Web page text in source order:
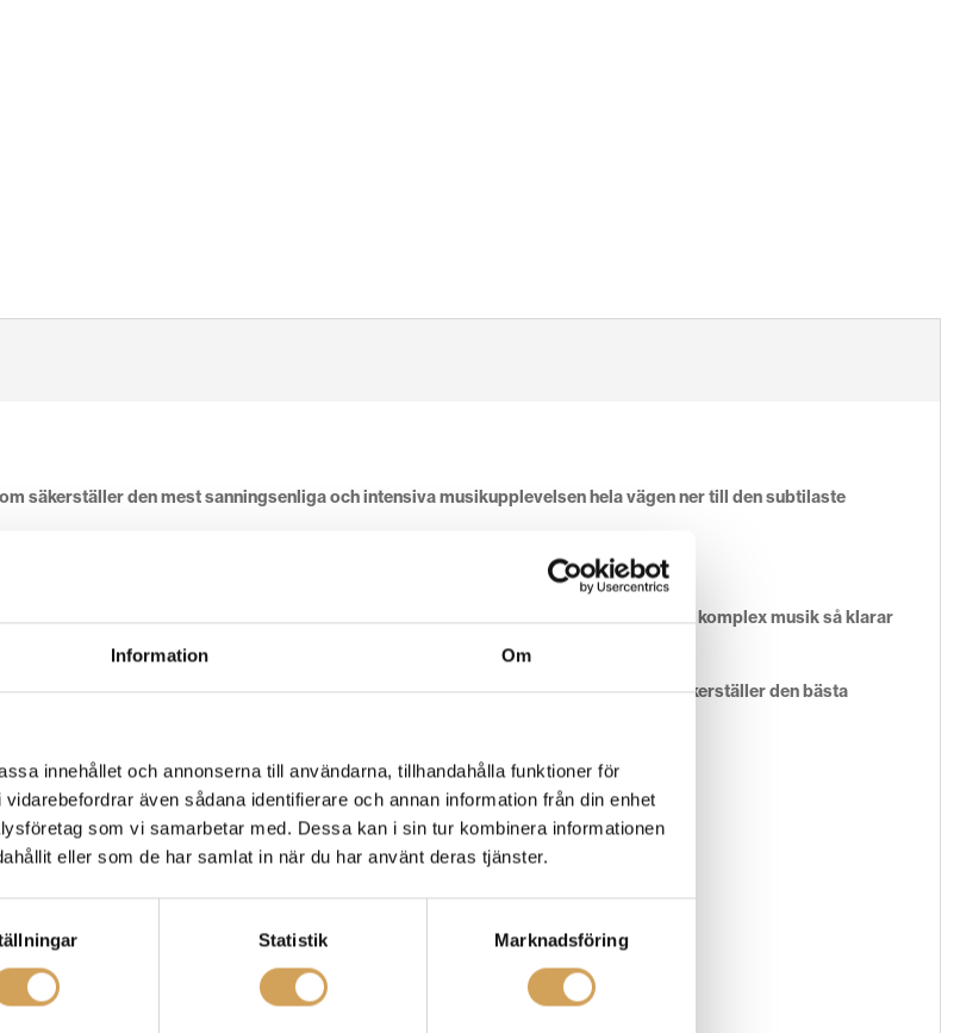
Information Om
innehållet och annonserna till användarna, tillhandahålla funktioner för
även sådana identifierare och annan information från din enhet
som vi samarbetar med. Dessa kan i sin tur kombinera informationen
eller som de har samlat in när du har använt deras tjänster.
Statistik Marknadsföring
säkerställer den mest sanningsenliga och intensiva musikupplevelsen hela vägen ner till den subtilaste
ljudbild med mycket bra kontroll i alla register och med extremt bra svärta. Är det komplex musik så klarar
i musiken som det är tänkt att man ska höra den.
eller inspelning, erbjuder ZenSati den ultimata lösningen. Vår kabelkonstruktion säkerställer den bästa